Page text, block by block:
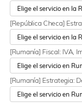
[República Checa]
[Rumanía] Fiscal: IVA,
[Rumanía] Estrategia: